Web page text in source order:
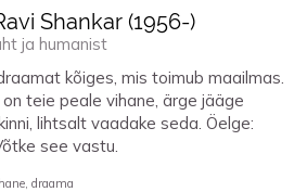
Shankar (1956-)
ja humanist
kõiges, mis toimub maailmas.
on teie peale vihane, ärge jääge
lihtsalt vaadake seda. Öelge:
see vastu.
draama